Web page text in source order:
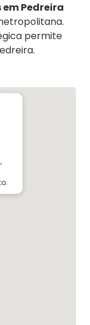
Pedreira
permite